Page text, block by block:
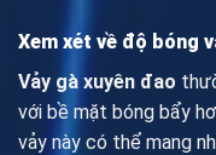
Xem xét về độ bóng
Vảy gà xuyên đao
với bề mặt bóng bẩy
vảy này có thể mang